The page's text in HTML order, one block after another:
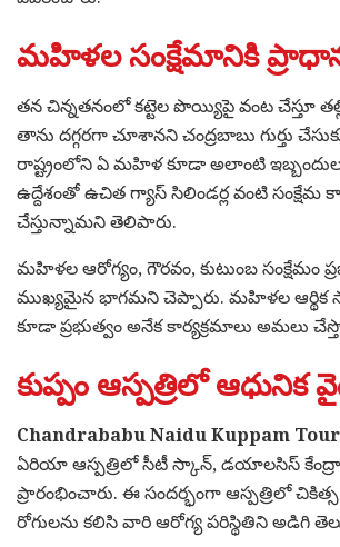
మహిళల సంక్షేమానికి
తన చిన్నతనంలో కట్టెల పొయ్యిపై వంట చేస్తూ
తాను దగ్గరగా చూశానని చంద్రబాబు గుర్తు
రాష్ట్రంలోని ఏ మహిళ కూడా అలాంటి
ఉద్దేశంతో ఉచిత గ్యాస్ సిలిండర్ల వంటి సంక్షేమ
చేస్తున్నామని తెలిపారు.
మహిళల ఆరోగ్యం, గౌరవం, కుటుంబ సంక్షేమం
ముఖ్యమైన భాగమని చెప్పారు. మహిళల ఆర్థిక
కూడా ప్రభుత్వం అనేక కార్యక్రమాలు అమలు
కుప్పం ఆస్పత్రిలో ఆధునిక
Chandrababu Naidu Kuppam Tour
ఏరియా ఆస్పత్రిలో సీటీ స్కాన్, డయాలసిస్
ప్రారంభించారు. ఈ సందర్భంగా ఆస్పత్రిలో
రోగులను కలిసి వారి ఆరోగ్య పరిస్థితిని అడిగి